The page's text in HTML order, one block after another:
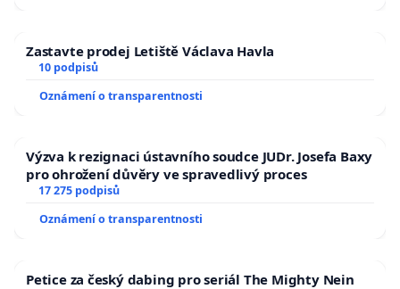
Zastavte prodej Letiště Václava Havla
10 podpisů
Oznámení o transparentnosti
Výzva k rezignaci ústavního soudce JUDr. Josefa Baxy
pro ohrožení důvěry ve spravedlivý proces
17 275 podpisů
Oznámení o transparentnosti
Petice za český dabing pro seriál The Mighty Nein